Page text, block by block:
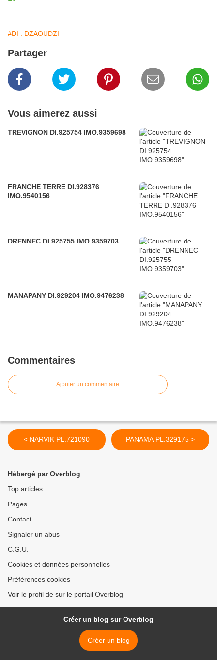
#DI : DZAOUDZI
Partager
Vous aimerez aussi
TREVIGNON DI.925754 IMO.9359698
FRANCHE TERRE DI.928376
IMO.9540156
DRENNEC DI.925755 IMO.9359703
MANAPANY DI.929204 IMO.9476238
Commentaires
Ajouter un commentaire
< NARVIK PL.721090 PANAMA PL.329175 >
Hébergé par Overblog
Top articles
Pages
Contact
Signaler un abus
C.G.U.
Cookies et données personnelles
Préférences cookies
Voir le profil de sur le portail Overblog
Créer un blog sur Overblog
Créer un blog